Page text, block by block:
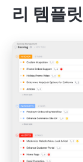
리 템플릿